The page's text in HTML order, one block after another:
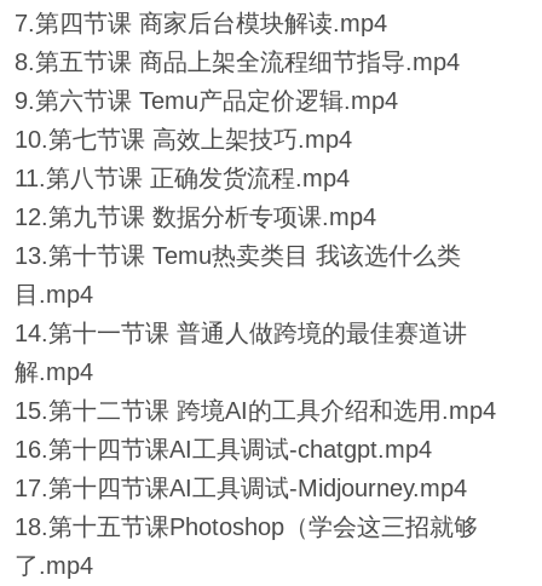
7.第四节课 商家后台模块解读.mp4
8.第五节课 商品上架全流程细节指导.mp4
9.第六节课 Temu产品定价逻辑.mp4
10.第七节课 高效上架技巧.mp4
11.第八节课 正确发货流程.mp4
12.第九节课 数据分析专项课.mp4
13.第十节课 Temu热卖类目 我该选什么类
目.mp4
14.第十一节课 普通人做跨境的最佳赛道讲
解.mp4
15.第十二节课 跨境AI的工具介绍和选用.mp4
16.第十四节课AI工具调试-chatgpt.mp4
17.第十四节课AI工具调试-Midjourney.mp4
18.第十五节课Photoshop（学会这三招就够
了.mp4